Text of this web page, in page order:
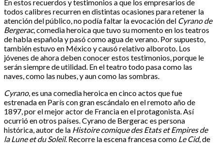
En estos recuerdos y testimonios a que los empresarios de
todos calibres recurren en distintas ocasiones para retener la
atención del público, no podía faltar la evocación del Cyrano de
Bergerac, comedia heroica que tuvo su momento en los teatros
de habla española y pasó como agua de verano. Por supuesto,
también estuvo en México y causó relativo alboroto. Los
jóvenes de ahora deben conocer estos testimonios, porque le
serán siempre de utilidad. En el teatro todo pasa como las
naves, como las nubes, y aun como las sombras.
Cyrano, es una comedia heroica en cinco actos que fue
estrenada en París con gran escándalo en el remoto año de
1897, por el mejor actor de Francia en el protagonista. Así
ocurrió en otros países. Cyrano de Bergerac es persona
histórica, autor de la Histoire comique des Etats et Empires de
la Lune et du Soleil. Recorre la escena francesa como Le Cid, de